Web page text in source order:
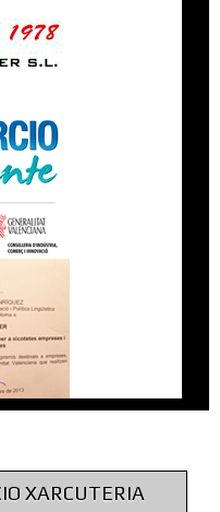
XARCUTERIA